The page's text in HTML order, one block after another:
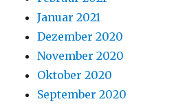
Januar 2021
Dezember 2020
November 2020
Oktober 2020
September 2020